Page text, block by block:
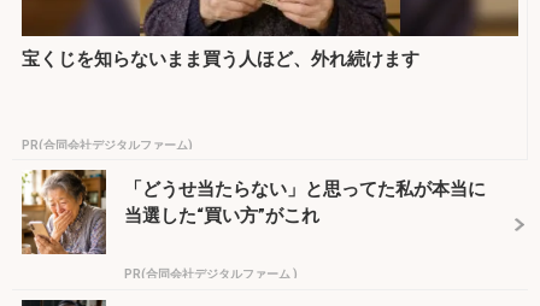
宝くじを知らないまま買う人ほど、外れ続けます
PR(合同会社デジタルファーム)
「どうせ当たらない」と思ってた私が本当に
当選した“買い方”がこれ
PR(合同会社デジタルファーム )